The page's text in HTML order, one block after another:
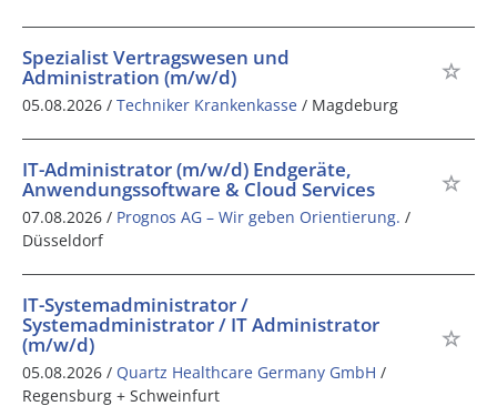
Spezialist Vertragswesen und
Administration (m/w/d)
05.08.2026 / Techniker Krankenkasse / Magdeburg
IT-Administrator (m/w/d) Endgeräte,
Anwendungssoftware & Cloud Services
07.08.2026 / Prognos AG – Wir geben Orientierung. /
Düsseldorf
IT-Systemadministrator /
Systemadministrator / IT Administrator
(m/w/d)
05.08.2026 / Quartz Healthcare Germany GmbH /
Regensburg + Schweinfurt